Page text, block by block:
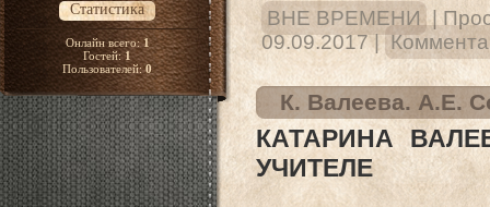
Статистика
Онлайн всего:1
Гостей:1
Пользователей:0
ВНЕ ВРЕМЕНИ |
09.09.2017 |
К. Валеева. А.Е.
КАТАРИНА
УЧИТЕЛЕ